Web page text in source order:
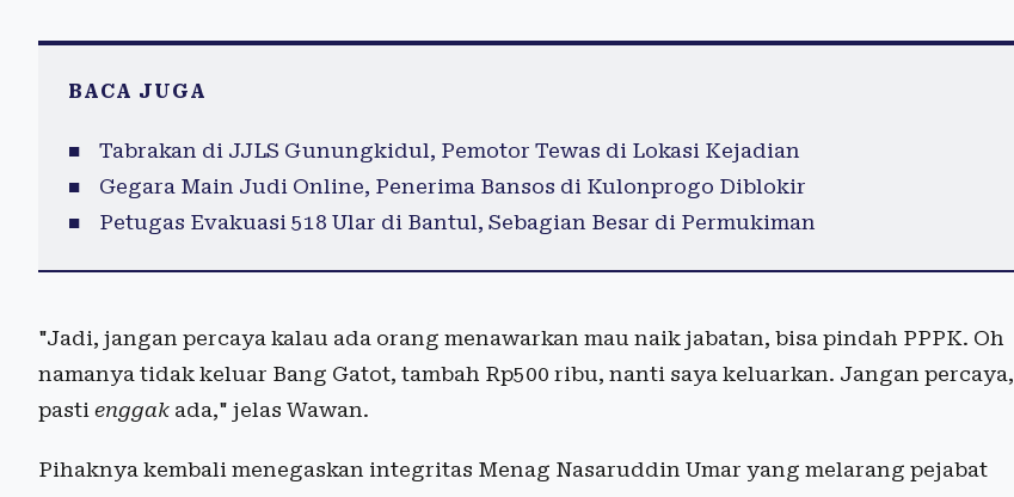
BACA JUGA
Tabrakan di JJLS Gunungkidul, Pemotor Tewas di Lokasi Kejadian
Gegara Main Judi Online, Penerima Bansos di Kulonprogo Diblokir
Petugas Evakuasi 518 Ular di Bantul, Sebagian Besar di Permukiman
"Jadi, jangan percaya kalau ada orang menawarkan mau naik jabatan, bisa pindah PPPK. Oh
namanya tidak keluar Bang Gatot, tambah Rp500 ribu, nanti saya keluarkan. Jangan percaya,
pasti enggak ada," jelas Wawan.
Pihaknya kembali menegaskan integritas Menag Nasaruddin Umar yang melarang pejabat